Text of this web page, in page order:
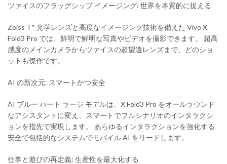
ツァイスのフラッグシップ イメージング: 世界を本質的に捉える
Zeiss T* 光学レンズと高度なイメージング技術を備えた Vivo X
Fold3 Pro では、鮮明で鮮明な写真やビデオを撮影できます。 超高
感度のメインカメラからツァイスの超望遠レンズまで、どのショ
ットも傑作です。
AI の新次元: スマートかつ安全
AI ブルー ハート ラージ モデルは、X Fold3 Pro をオールラウンド
なアシスタントに変え、スマートでフルシナリオのインタラクシ
ョンを指先で実現します。 あらゆるインタラクションを強化する
安全で包括的なシステムでモバイル AI をリードします。
仕事と遊びの再定義: 生産性を最大化する